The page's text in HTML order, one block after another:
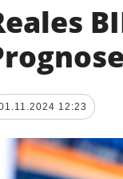
12:23